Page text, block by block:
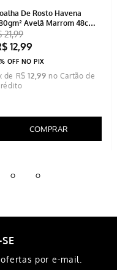
De Rosto Havena
Avelã Marrom 48cm X
21,99
12,99
OFF NO PIX
de R$ 12 ,99
COMPRAR
por e-mail.